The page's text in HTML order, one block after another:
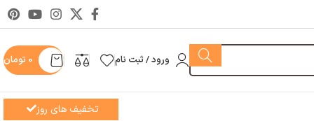
ورود / ثبت نام 0 تومان
تخفیف های روز